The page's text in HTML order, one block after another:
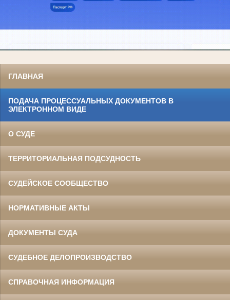
ГЛАВНАЯ
ПОДАЧА ПРОЦЕССУАЛЬНЫХ ДОКУМЕНТОВ В
ЭЛЕКТРОННОМ ВИДЕ
О СУДЕ
ТЕРРИТОРИАЛЬНАЯ ПОДСУДНОСТЬ
СУДЕЙСКОЕ СООБЩЕСТВО
НОРМАТИВНЫЕ АКТЫ
ДОКУМЕНТЫ СУДА
СУДЕБНОЕ ДЕЛОПРОИЗВОДСТВО
СПРАВОЧНАЯ ИНФОРМАЦИЯ